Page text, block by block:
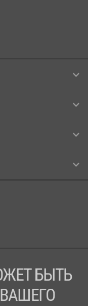
БЫТЬ